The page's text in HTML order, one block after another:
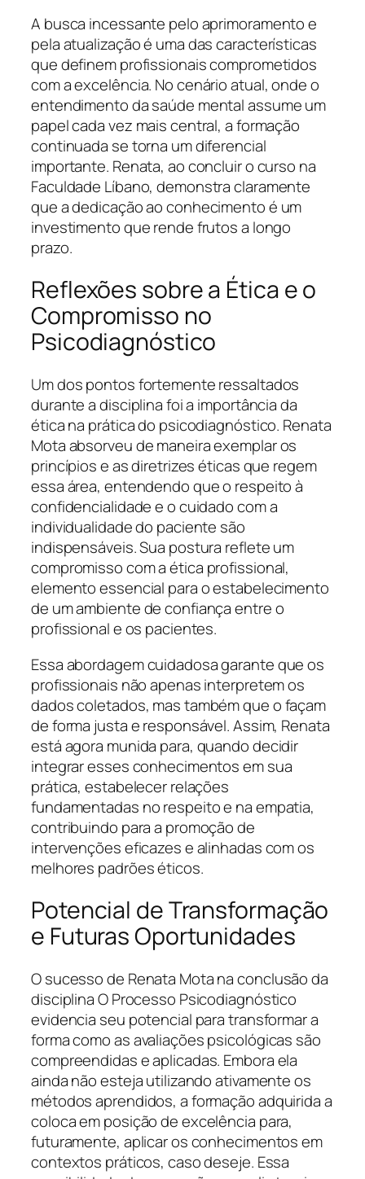
A busca incessante pelo aprimoramento e
pela atualização é uma das características
que definem profissionais comprometidos
com a excelência. No cenário atual, onde o
entendimento da saúde mental assume um
papel cada vez mais central, a formação
continuada se torna um diferencial
importante. Renata, ao concluir o curso na
Faculdade Líbano, demonstra claramente
que a dedicação ao conhecimento é um
investimento que rende frutos a longo
prazo.
Reflexões sobre a Ética e o
Compromisso no
Psicodiagnóstico
Um dos pontos fortemente ressaltados
durante a disciplina foi a importância da
ética na prática do psicodiagnóstico. Renata
Mota absorveu de maneira exemplar os
princípios e as diretrizes éticas que regem
essa área, entendendo que o respeito à
confidencialidade e o cuidado com a
individualidade do paciente são
indispensáveis. Sua postura reflete um
compromisso com a ética profissional,
elemento essencial para o estabelecimento
de um ambiente de confiança entre o
profissional e os pacientes.
Essa abordagem cuidadosa garante que os
profissionais não apenas interpretem os
dados coletados, mas também que o façam
de forma justa e responsável. Assim, Renata
está agora munida para, quando decidir
integrar esses conhecimentos em sua
prática, estabelecer relações
fundamentadas no respeito e na empatia,
contribuindo para a promoção de
intervenções eficazes e alinhadas com os
melhores padrões éticos.
Potencial de Transformação
e Futuras Oportunidades
O sucesso de Renata Mota na conclusão da
disciplina O Processo Psicodiagnóstico
evidencia seu potencial para transformar a
forma como as avaliações psicológicas são
compreendidas e aplicadas. Embora ela
ainda não esteja utilizando ativamente os
métodos aprendidos, a formação adquirida a
coloca em posição de excelência para,
futuramente, aplicar os conhecimentos em
contextos práticos, caso deseje. Essa